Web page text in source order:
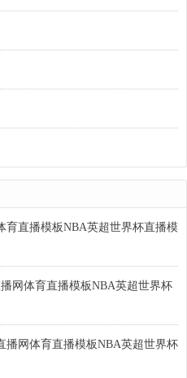
育直播模板NBA英超世界杯直播模
播网体育直播模板NBA英超世界杯
播网体育直播模板NBA英超世界杯